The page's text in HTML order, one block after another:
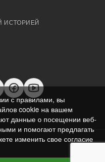
ИСТОРИЕЙ
с правилами, вы
cookie на вашем
данные о посещении веб-
и помогают предлагать
изменить свое согласие